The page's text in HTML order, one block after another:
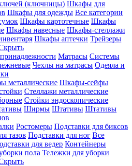
(ключницы) Шкафы для
Шкафы для одежды Все категории
Шкафы картотечные Шкафы
Шкафы навесные Шкафы-стеллажи
Шкафы аптечки Трейзеры
Матрасы Системы
Чехлы на матрасы Одеяла и
металлические Шкафы-сейфы
Стеллажи металлические
Стойки эндоскопические
Ширмы Штативы Штативы
Ростомеры Подставки для биксов
тазов Подставки для ног Все
для ведер Контейнеры
пола Тележки для уборки